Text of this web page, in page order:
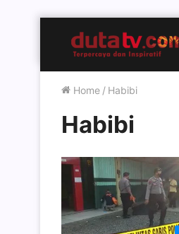
Home / Habibi
Habibi